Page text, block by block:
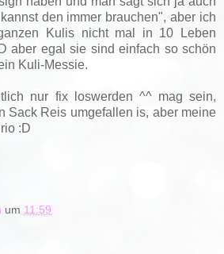
den immer brauchen", aber ich
Kulis nicht mal in 10 Leben
aber egal sie sind einfach so schön
Kuli-Messie.
nur fix loswerden ^^ mag sein,
Sack Reis umgefallen is, aber meine
:D
um 11:59